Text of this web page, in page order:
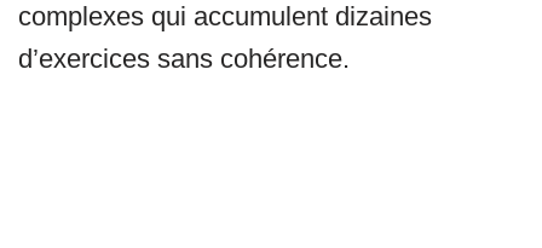
complexes qui accumulent dizaines
d’exercices sans cohérence.